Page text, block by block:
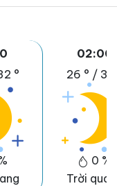
°
02:00
26 ° / 32 °
0 %
Trời quang